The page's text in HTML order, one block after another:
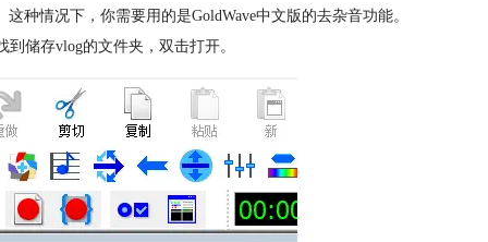
种情况下，你需要用的是GoldWave中文版的去杂音功能。
储存vlog的文件夹，双击打开。